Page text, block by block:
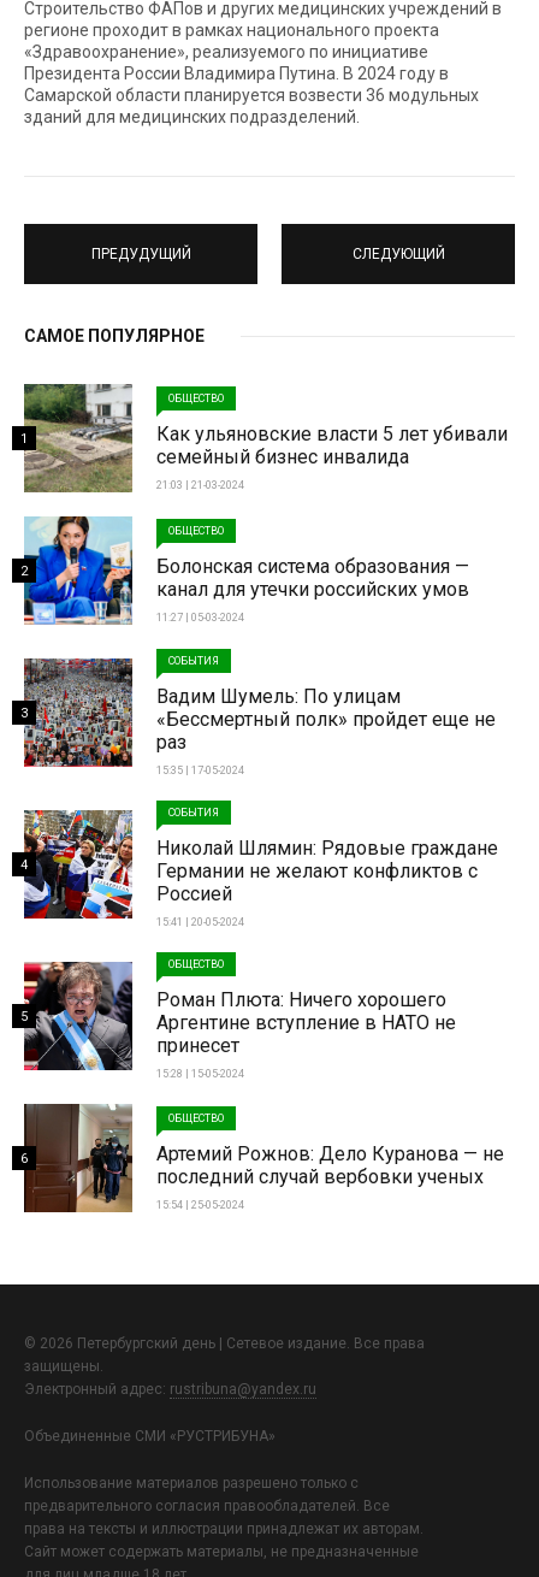
Строительство ФАПов и других медицинских учреждений в
регионе проходит в рамках национального проекта
«Здравоохранение», реализуемого по инициативе
Президента России Владимира Путина. В 2024 году в
Самарской области планируется возвести 36 модульных
зданий для медицинских подразделений.
ПРЕДУДУЩИЙ СЛЕДУЮЩИЙ
САМОЕ ПОПУЛЯРНОЕ
ОБЩЕСТВО
Как ульяновские власти 5 лет убивали
семейный бизнес инвалида
21:03 | 21-03-2024
1
ОБЩЕСТВО
Болонская система образования —
канал для утечки российских умов
11:27 | 05-03-2024
2
СОБЫТИЯ
Вадим Шумель: По улицам
«Бессмертный полк» пройдет еще не
раз
15:35 | 17-05-2024
3
СОБЫТИЯ
Николай Шлямин: Рядовые граждане
Германии не желают конфликтов с
Россией
15:41 | 20-05-2024
4
ОБЩЕСТВО
Роман Плюта: Ничего хорошего
Аргентине вступление в НАТО не
принесет
15:28 | 15-05-2024
5
ОБЩЕСТВО
Артемий Рожнов: Дело Куранова — не
последний случай вербовки ученых
15:54 | 25-05-2024
6
© 2026 Петербургский день | Сетевое издание. Все права
защищены.
Электронный адрес: rustribuna@yandex.ru
Объединенные СМИ «РУСТРИБУНА»
Использование материалов разрешено только с
предварительного согласия правообладателей. Все
права на тексты и иллюстрации принадлежат их авторам.
Сайт может содержать материалы, не предназначенные